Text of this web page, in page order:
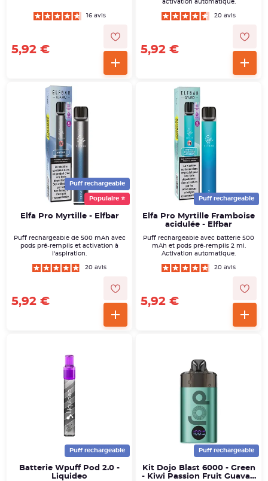
16 avis
5,92 €
activation automatique.
20 avis
5,92 €
Puff rechargeable
Populaire ⭐
Elfa Pro Myrtille - Elfbar
Puff rechargeable de 500 mAh avec
pods pré-remplis et activation à
l'aspiration.
20 avis
5,92 €
Puff rechargeable
Elfa Pro Myrtille Framboise
acidulée - Elfbar
Puff rechargeable avec batterie 500
mAh et pods pré-remplis 2 ml.
Activation automatique.
20 avis
5,92 €
Puff rechargeable
Batterie Wpuff Pod 2.0 -
Liquideo
Puff rechargeable
Kit Dojo Blast 6000 - Green
- Kiwi Passion Fruit Guava -